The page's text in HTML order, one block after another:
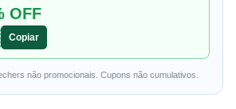
OFF
Copiar
não promocionais. Cupons não cumulativos.